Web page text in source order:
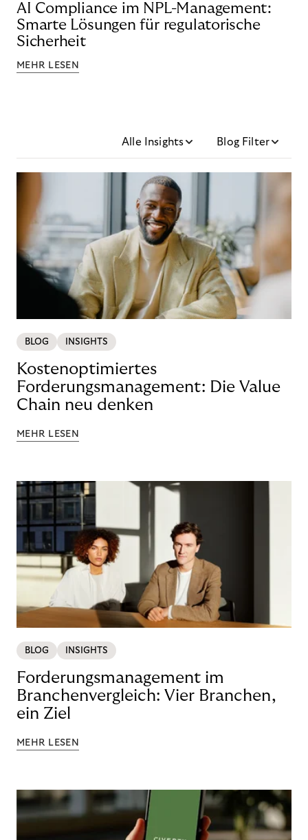
AI Compliance im NPL-Management:
Smarte Lösungen für regulatorische
Sicherheit
MEHR LESEN
Alle Insights Blog Filter
BLOG INSIGHTS
Kostenoptimiertes
Forderungsmanagement: Die Value
Chain neu denken
MEHR LESEN
BLOG INSIGHTS
Forderungsmanagement im
Branchenvergleich: Vier Branchen,
ein Ziel
MEHR LESEN